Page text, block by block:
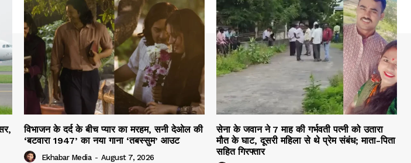
विभाजन के दर्द के बीच प्यार का मरहम, सनी देओल की
‘बटवारा 1947’ का नया गाना ‘तबस्सुम’ आउट
Ekhabar Media - August 7, 2026
सेना के जवान ने 7 माह की गर्भवती पत्नी को उतारा
मौत के घाट, दूसरी महिला से थे प्रेम संबंध; माता-पिता
सहित गिरफ्तार